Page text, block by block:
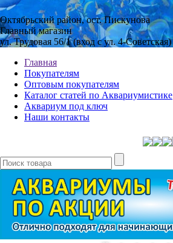
Октябрьский район, ост. Пискунова
Главный магазин
ул. Трудовая 56/1 (вход с ул. 4-Советская)
Главная
Покупателям
Оптовым покупателям
Каталог статей по Аквариумистике
Аквариум под ключ
Наши контакты